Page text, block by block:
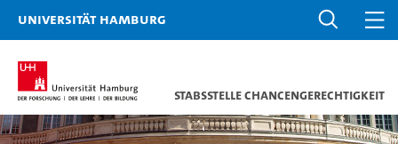
Universität Hamburg
Stabsstelle Chancengerechtigkeit